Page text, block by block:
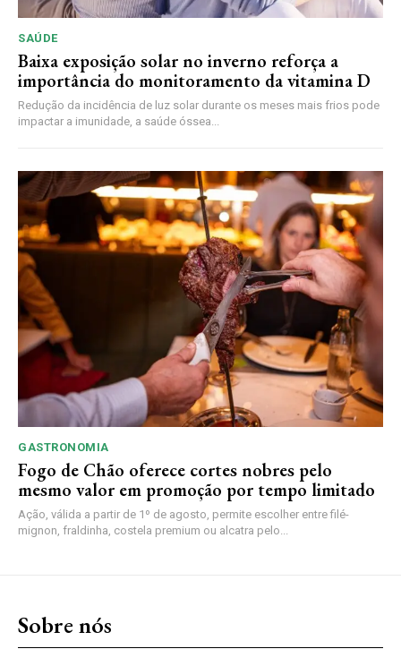
SAÚDE
Baixa exposição solar no inverno reforça a
importância do monitoramento da vitamina D
Redução da incidência de luz solar durante os meses mais frios pode
impactar a imunidade, a saúde óssea...
GASTRONOMIA
Fogo de Chão oferece cortes nobres pelo
mesmo valor em promoção por tempo limitado
Ação, válida a partir de 1º de agosto, permite escolher entre filé-
mignon, fraldinha, costela premium ou alcatra pelo...
Sobre nós